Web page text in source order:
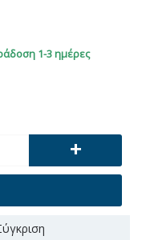
1-3 ημέρες
+